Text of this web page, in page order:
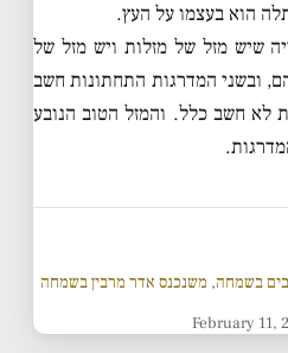
הוא בעצמו על העץ.
שיש מזל של מזלות ויש מזל של
ובשני המדרגות התחתונות חשב
לא חשב כלל. והמזל הטוב הנובע
בשמחה, משנכנס אדר מרבין בשמחה
February 11,